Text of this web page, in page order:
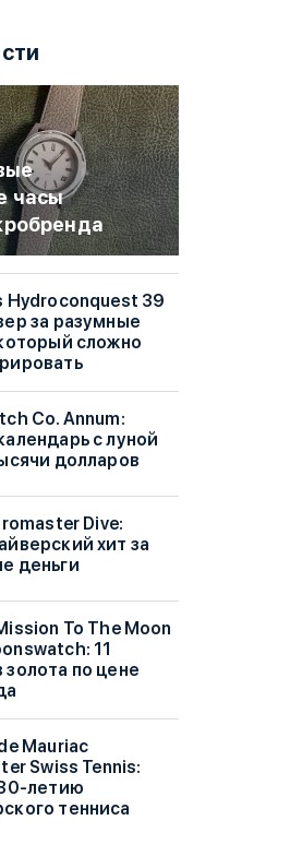
часы
Hydroconquest 39
за разумные
сложно
Co. Annum:
с луной
долларов
Dive:
хит за
деньги
To The Moon
11
золота по цене
Mauriac
Swiss Tennis:
летию
тенниса